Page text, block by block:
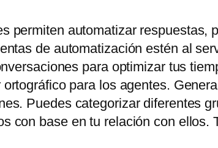
permiten automatizar
de automatización estén al
para optimizar tus
para los agentes.
Puedes categorizar diferentes
con base ​​en tu relación con